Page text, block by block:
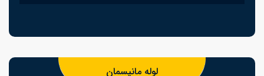
لوله مانیسمان